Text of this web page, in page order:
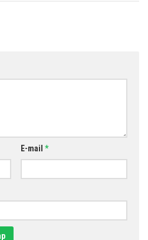
E-mail *